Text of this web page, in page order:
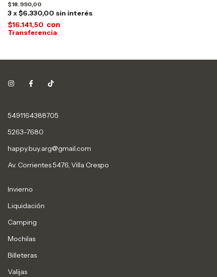
$18.990,00
3x$6.330,00 sin interés
$16.141,50 con
5491164388705
5263-7680
happy.buy.arg@gmail.com
Av. Corrientes 5476, Villa Crespo
Invierno
Liquidación
Camping
Mochilas
Billeteras
Valijas